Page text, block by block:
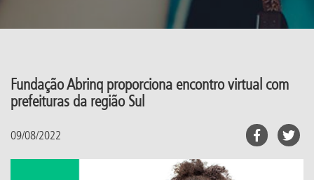
Fundação Abrinq proporciona encontro virtual com
prefeituras da região Sul
09/08/2022